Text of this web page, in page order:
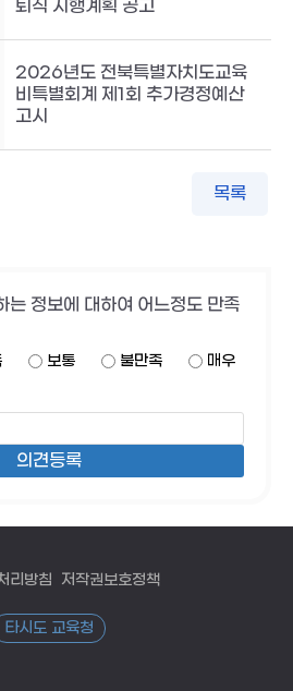
퇴직 시행계획 공고
2026년도 전북특별자치도교육
비특별회계 제1회 추가경정예산
고시
목록
는 정보에 대하여 어느정도 만족
보통 불만족
매우
리방침 저작권보호정책
타시도 교육청